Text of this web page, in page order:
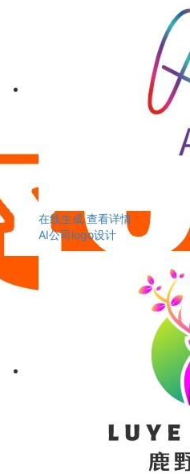
在线生成 查看详情
AI公司logo设计